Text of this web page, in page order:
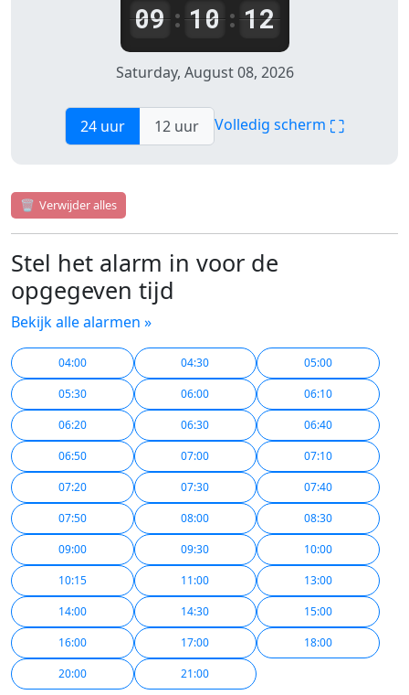
09: 10: 12
Saturday, August 08, 2026
24 uur 12 uur Volledig scherm ⛶
🗑️ Verwijder alles
Stel het alarm in voor de
opgegeven tijd
Bekijk alle alarmen »
04:00 04:30
05:00
05:30
06:00
06:10
06:20
06:30
06:40
06:50
07:00
07:10
07:20
07:30
07:40
07:50
08:00
08:30
09:00
09:30
10:00
10:15
11:00
13:00
14:00
14:30
15:00
16:00
17:00
18:00
20:00
21:00